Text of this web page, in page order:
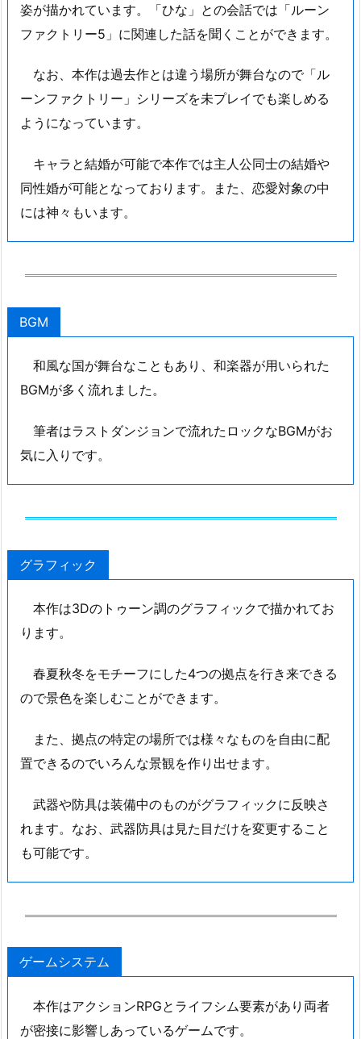
姿が描かれています。「ひな」との会話では「ルーン
ファクトリー5」に関連した話を聞くことができます。
なお、本作は過去作とは違う場所が舞台なので「ル
ーンファクトリー」シリーズを未プレイでも楽しめる
ようになっています。
キャラと結婚が可能で本作では主人公同士の結婚や
同性婚が可能となっております。また、恋愛対象の中
には神々もいます。
BGM
和風な国が舞台なこともあり、和楽器が用いられた
BGMが多く流れました。
筆者はラストダンジョンで流れたロックなBGMがお
気に入りです。
グラフィック
本作は3Dのトゥーン調のグラフィックで描かれてお
ります。
春夏秋冬をモチーフにした4つの拠点を行き来できる
ので景色を楽しむことができます。
また、拠点の特定の場所では様々なものを自由に配
置できるのでいろんな景観を作り出せます。
武器や防具は装備中のものがグラフィックに反映さ
れます。なお、武器防具は見た目だけを変更すること
も可能です。
ゲームシステム
本作はアクションRPGとライフシム要素があり両者
が密接に影響しあっているゲームです。